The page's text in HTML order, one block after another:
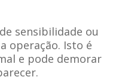
sensibilidade ou
operação. Isto é
e pode demorar